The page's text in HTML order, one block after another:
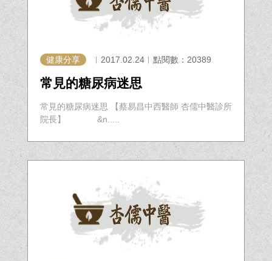
健康分享 ︱2017.02.24︱點閱數：20389
常見的糖尿病迷思
常見的糖尿病迷思 【蔡易昌中西醫師 杏儒中醫診所
院長】 &n.....